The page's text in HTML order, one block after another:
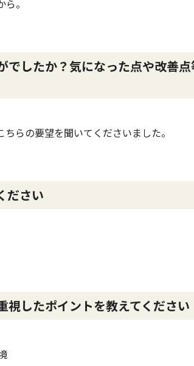
。
でしたか？気になった点や改善
らの要望を聞いてくださいました。
ださい
視したポイントを教えてください